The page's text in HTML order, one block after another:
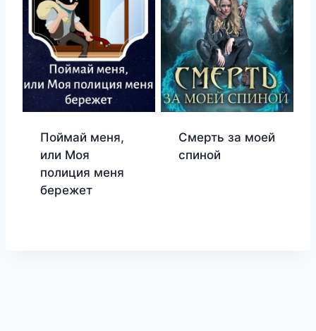
Поймай меня,
или Моя
полиция меня
бережет
Смерть за моей
спиной